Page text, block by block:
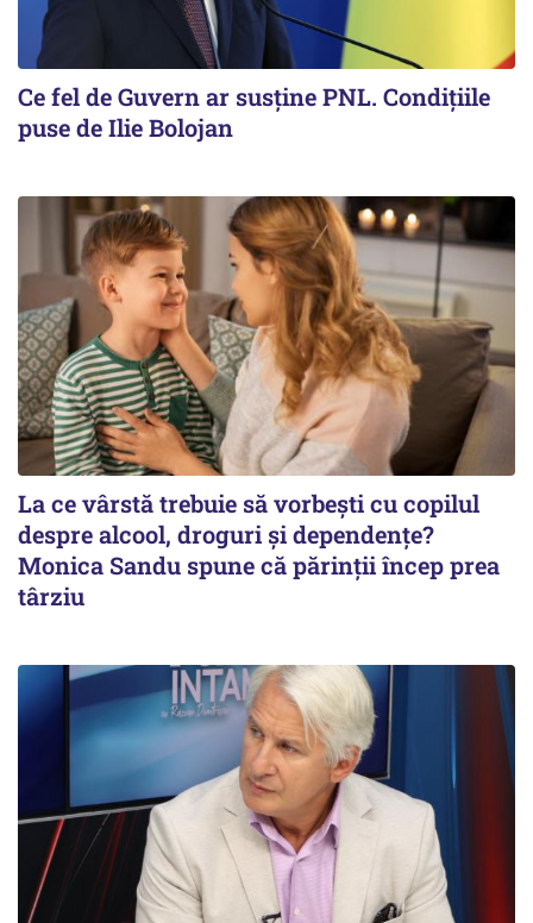
Ce fel de Guvern ar susține PNL. Condițiile
puse de Ilie Bolojan
La ce vârstă trebuie să vorbești cu copilul
despre alcool, droguri și dependențe?
Monica Sandu spune că părinții încep prea
târziu